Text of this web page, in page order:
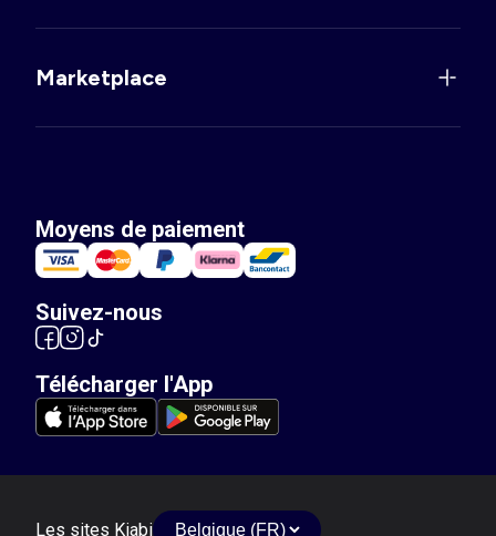
Marketplace
Moyens de paiement
Suivez-nous
Télécharger l'App
Les sites Kiabi